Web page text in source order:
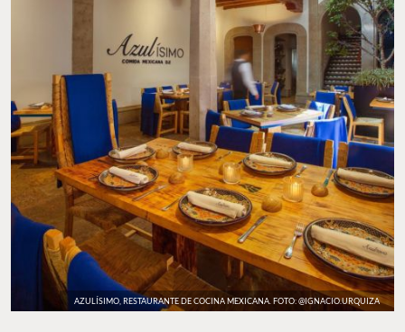
AZULÍSIMO, RESTAURANTE DE COCINA MEXICANA. FOTO: @IGNACIO.URQUIZA